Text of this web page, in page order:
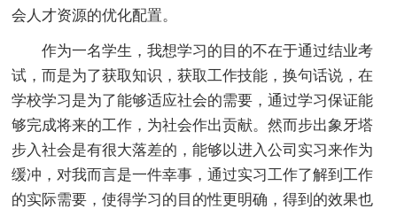
会人才资源的优化配置。
作为一名学生，我想学习的目的不在于通过结业考
试，而是为了获取知识，获取工作技能，换句话说，在
学校学习是为了能够适应社会的需要，通过学习保证能
够完成将来的工作，为社会作出贡献。然而步出象牙塔
步入社会是有很大落差的，能够以进入公司实习来作为
缓冲，对我而言是一件幸事，通过实习工作了解到工作
的实际需要，使得学习的目的性更明确，得到的效果也